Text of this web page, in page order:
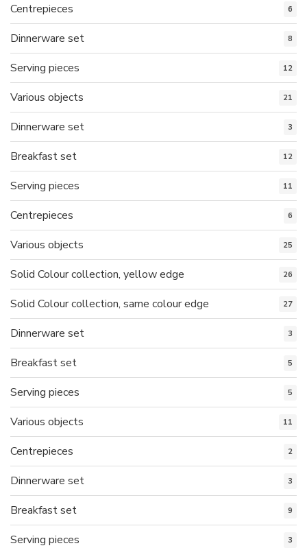
Centrepieces 6
Dinnerware set 8
Serving pieces 12
Various objects 21
Dinnerware set 3
Breakfast set 12
Serving pieces 11
Centrepieces 6
Various objects 25
Solid Colour collection, yellow edge 26
Solid Colour collection, same colour edge 27
Dinnerware set 3
Breakfast set 5
Serving pieces 5
Various objects 11
Centrepieces 2
Dinnerware set 3
Breakfast set 9
Serving pieces 3